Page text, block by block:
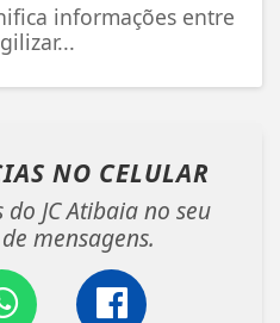
informações entre
NO CELULAR
JC Atibaia no seu
mensagens.